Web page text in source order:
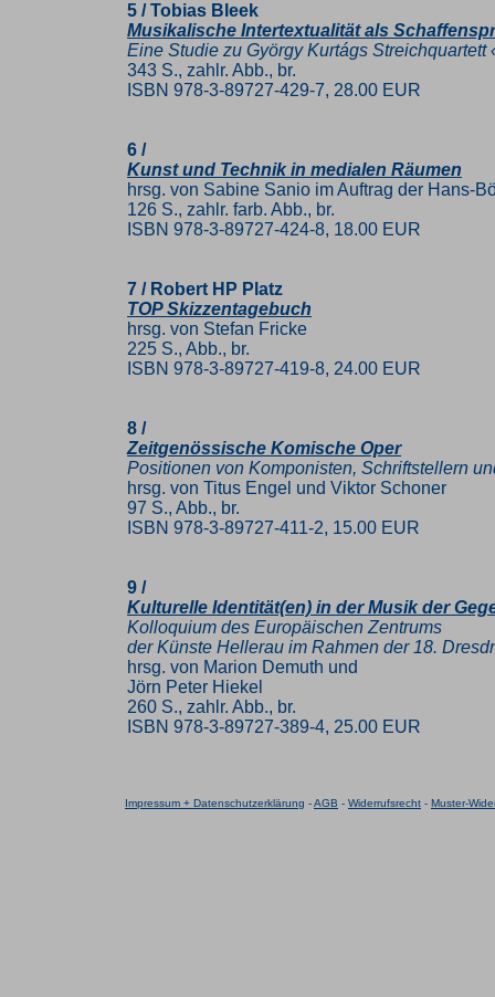
5 / Tobias Bleek
Musikalische Intertextualität als
Eine Studie zu György Kurtágs Streichquartett
343 S., zahlr. Abb., br.
ISBN 978-3-89727-429-7, 28.00 EUR
6 /
Kunst und Technik in medialen Räumen
hrsg. von Sabine Sanio im Auftrag der Hans-
126 S., zahlr. farb. Abb., br.
ISBN 978-3-89727-424-8, 18.00 EUR
7 / Robert HP Platz
TOP Skizzentagebuch
hrsg. von Stefan Fricke
225 S., Abb., br.
ISBN 978-3-89727-419-8, 24.00 EUR
8 /
Zeitgenössische Komische Oper
Positionen von Komponisten, Schriftstellern
hrsg. von Titus Engel und Viktor Schoner
97 S., Abb., br.
ISBN 978-3-89727-411-2, 15.00 EUR
9 /
Kulturelle Identität(en) in der Musik der
Kolloquium des Europäischen Zentrums
der Künste Hellerau im Rahmen der 18.
hrsg. von Marion Demuth und
Jörn Peter Hiekel
260 S., zahlr. Abb., br.
ISBN 978-3-89727-389-4, 25.00 EUR
Impressum + Datenschutzerklärung -AGB - Widerrufsrecht - Muster-